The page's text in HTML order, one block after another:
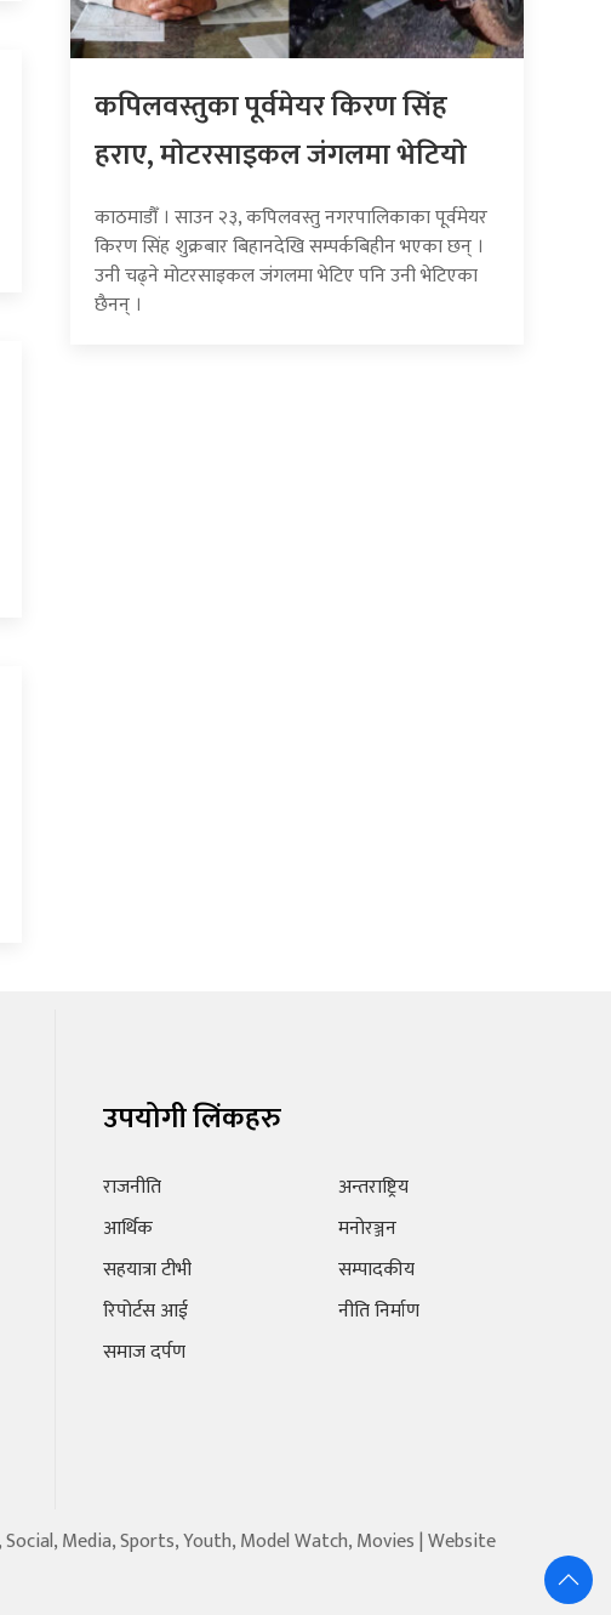
कपिलवस्तुका पूर्वमेयर किरण सिंह
हराए, माेटरसाइकल जंगलमा भेटियाे
काठमाडौँ । साउन २३, कपिलवस्तु नगरपालिकाका पूर्वमेयर
किरण सिंह शुक्रबार बिहानदेखि सम्पर्कबिहीन भएका छन् ।
उनी चढ्ने मोटरसाइकल जंगलमा भेटिए पनि उनी भेटिएका
छैनन् ।
उपयोगी लिंकहरु
राजनीति
आर्थिक
सहयात्रा टीभी
रिपोर्टस आई
समाज दर्पण
अन्तराष्ट्रिय
मनोरञ्जन
सम्पादकीय
नीति निर्माण
Media, Sports, Youth, Model Watch, Movies | Website